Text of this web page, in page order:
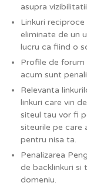
asupra
Linkuri
eliminate de un
lucru ca fiind o
Profile de
acum sunt
Relevanta
linkuri care vin
siteul tau vor fi
siteurile pe care
pentru nisa ta.
Penalizarea
de backlinkuri si
domeniu.